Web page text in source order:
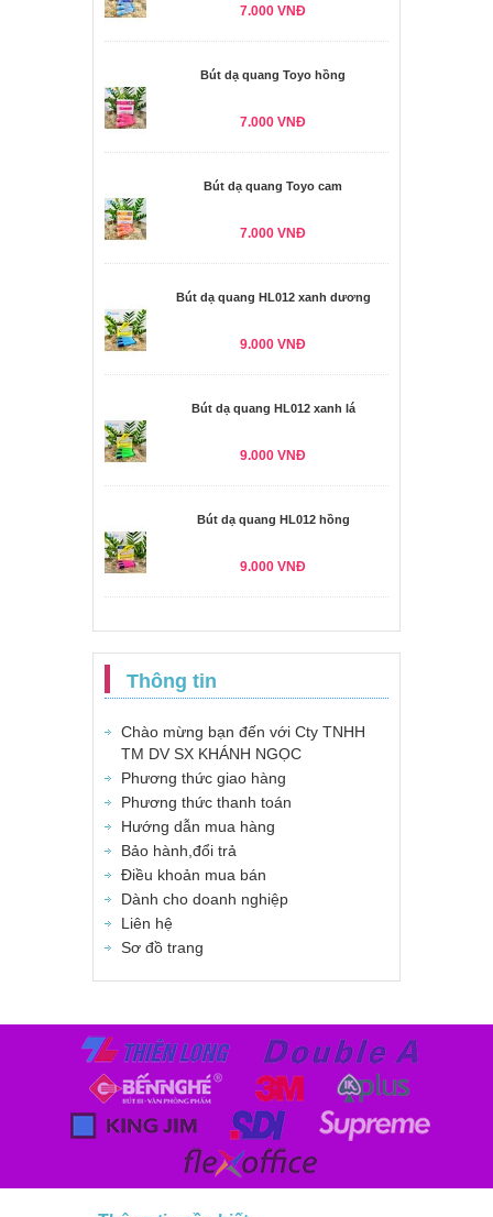
7.000 VNĐ
Bút dạ quang Toyo hồng
7.000 VNĐ
Bút dạ quang Toyo cam
7.000 VNĐ
Bút dạ quang HL012 xanh dương
9.000 VNĐ
Bút dạ quang HL012 xanh lá
9.000 VNĐ
Bút dạ quang HL012 hồng
9.000 VNĐ
Thông tin
Chào mừng bạn đến với Cty TNHH
TM DV SX KHÁNH NGỌC
Phương thức giao hàng
Phương thức thanh toán
Hướng dẫn mua hàng
Bảo hành,đổi trả
Điều khoản mua bán
Dành cho doanh nghiệp
Liên hệ
Sơ đồ trang